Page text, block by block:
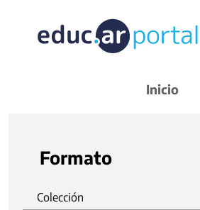
Inicio
Formato
Colección